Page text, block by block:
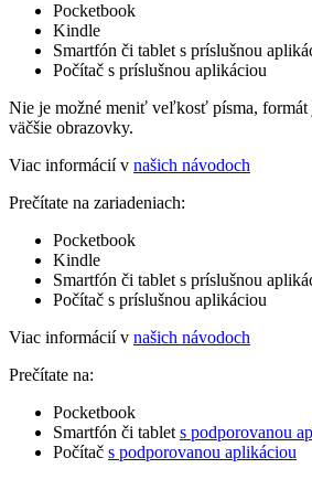
Pocketbook
Kindle
Smartfón či tablet s príslušnou
Počítač s príslušnou aplikáciou
Nie je možné meniť veľkosť písma, formát
väčšie obrazovky.
Viac informácií v našich návodoch
Prečítate na zariadeniach:
Pocketbook
Kindle
Smartfón či tablet s príslušnou
Počítač s príslušnou aplikáciou
Viac informácií v našich návodoch
Prečítate na:
Pocketbook
Smartfón či tablet s podporovanou
Počítač s podporovanou aplikáciou